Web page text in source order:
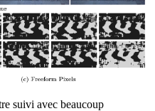
suivi avec beaucoup